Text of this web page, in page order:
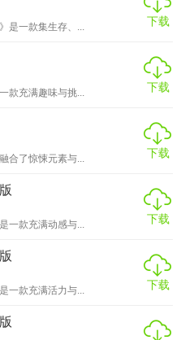
是一款集生存、...
下载
款充满趣味与挑...
下载
合了惊悚元素与...
下载
一款充满动感与...
下载
一款充满活力与...
下载